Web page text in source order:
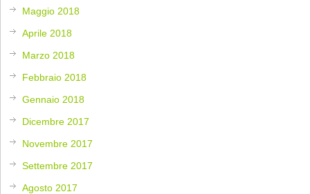
Maggio 2018
Aprile 2018
Marzo 2018
Febbraio 2018
Gennaio 2018
Dicembre 2017
Novembre 2017
Settembre 2017
Agosto 2017